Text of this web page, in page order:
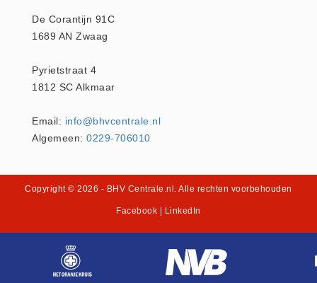
Stickers (17)
Pleistermaterialen
HACCP blauw (4)
Textiel - Waterafstotend (11)
Oefenmateriaal
De Corantijn 91C
1689 AN Zwaag
Pyrietstraat 4
1812 SC Alkmaar
Email: info@bhvcentrale.nl
Algemeen: 0229-706010
Copyright © 2026 - BHV Centrale.nl . Alle rechten voorbehouden
Facebook LinkedIn